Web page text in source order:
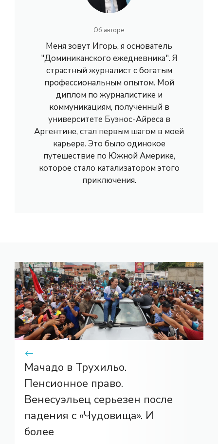
Об авторе
Меня зовут Игорь, я основатель
"Доминиканского ежедневника". Я
страстный журналист с богатым
профессиональным опытом. Мой
диплом по журналистике и
коммуникациям, полученный в
университете Буэнос-Айреса в
Аргентине, стал первым шагом в моей
карьере. Это было одинокое
путешествие по Южной Америке,
которое стало катализатором этого
приключения.
Мачадо в Трухильо.
Пенсионное право.
Венесуэльец серьезен после
падения с «Чудовища». И
более